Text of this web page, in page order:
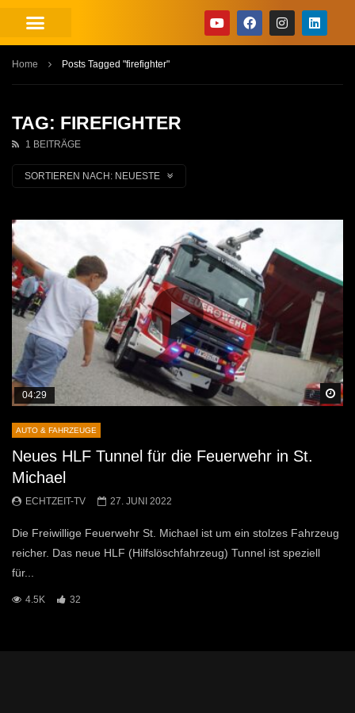
Home Posts Tagged "firefighter"
TAG: FIREFIGHTER
1 BEITRÄGE
SORTIEREN NACH: NEUESTE
04:29
AUTO & FAHRZEUGE
Neues HLF Tunnel für die Feuerwehr in St.
Michael
ECHTZEIT-TV 27. JUNI 2022
Die Freiwillige Feuerwehr St. Michael ist um ein stolzes Fahrzeug
reicher. Das neue HLF (Hilfslöschfahrzeug) Tunnel ist speziell
für...
4.5K 32